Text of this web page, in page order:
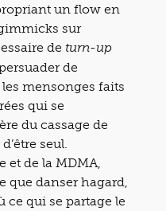
un flow en
sur
de turn-up
de
les mensonges faits
qui se
du cassage de
seul.
et de la MDMA,
que danser hagard,
ce qui se partage le